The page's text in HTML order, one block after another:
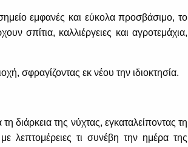
εμφανές και εύκολα προσβάσιμο, το
σπίτια, καλλιέργειες και αγροτεμάχια,
σφραγίζοντας εκ νέου την ιδιοκτησία.
της νύχτας, εγκαταλείποντας τη
λεπτομέρειες τι συνέβη την ημέρα της